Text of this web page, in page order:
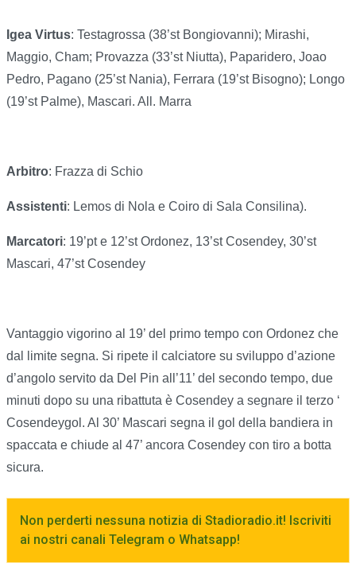
Igea Virtus: Testagrossa (38’st Bongiovanni); Mirashi,
Maggio, Cham; Provazza (33’st Niutta), Paparidero, Joao
Pedro, Pagano (25’st Nania), Ferrara (19’st Bisogno); Longo
(19’st Palme), Mascari. All. Marra
Arbitro: Frazza di Schio
Assistenti: Lemos di Nola e Coiro di Sala Consilina).
Marcatori: 19’pt e 12’st Ordonez, 13’st Cosendey, 30’st
Mascari, 47’st Cosendey
Vantaggio vigorino al 19’ del primo tempo con Ordonez che
dal limite segna. Si ripete il calciatore su sviluppo d’azione
d’angolo servito da Del Pin all’11’ del secondo tempo, due
minuti dopo su una ribattuta è Cosendey a segnare il terzo ‘
Cosendeygol. Al 30’ Mascari segna il gol della bandiera in
spaccata e chiude al 47’ ancora Cosendey con tiro a botta
sicura.
Non perderti nessuna notizia di Stadioradio.it! Iscriviti
ai nostri canali Telegram o Whatsapp!